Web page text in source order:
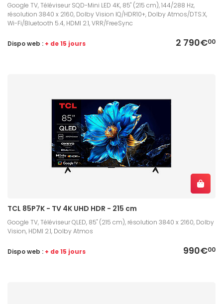
Google TV, Téléviseur SQD-Mini LED 4K, 85" (215 cm), 144/288 Hz,
résolution 3840 x 2160, Dolby Vision IQ/HDR10+, Dolby Atmos/DTS:X,
Wi-Fi/Bluetooth 5.4, HDMI 2.1, VRR/FreeSync
2 790€00
Dispo web : + de 15 jours
TCL 85P7K - TV 4K UHD HDR - 215 cm
Google TV, Téléviseur QLED, 85" (215 cm), résolution 3840 x 2160, Dolby
Vision, HDMI 2.1, Dolby Atmos
990€00
Dispo web : + de 15 jours